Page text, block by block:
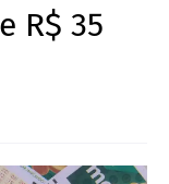
R$ 35